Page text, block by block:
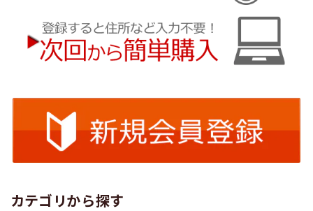
カテゴリから探す